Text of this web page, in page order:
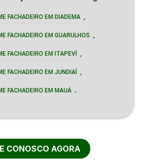
FACHADEIRO EM DIADEMA
FACHADEIRO EM GUARULHOS
FACHADEIRO EM ITAPEVÍ
FACHADEIRO EM JUNDIAÍ
FACHADEIRO EM MAUÁ .
CONOSCO AGORA